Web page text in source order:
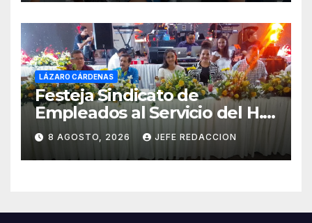
LÁZARO CÁRDENAS
Festeja Sindicato de
Empleados al Servicio del H.
Ayuntamiento de LZC Día del
Empleado Municipal
8 AGOSTO, 2026 JEFE REDACCION